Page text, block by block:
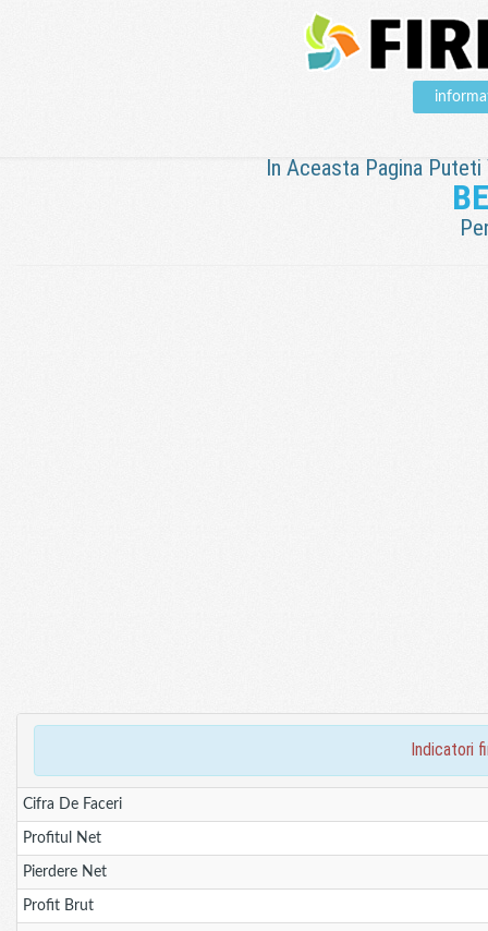
In Aceasta Pagina
indicatori
Cifra De Faceri
Profitul Net
Pierdere Net
Profit Brut